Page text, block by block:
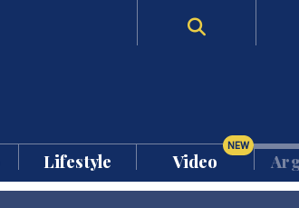
Lifestyle Video
NEW